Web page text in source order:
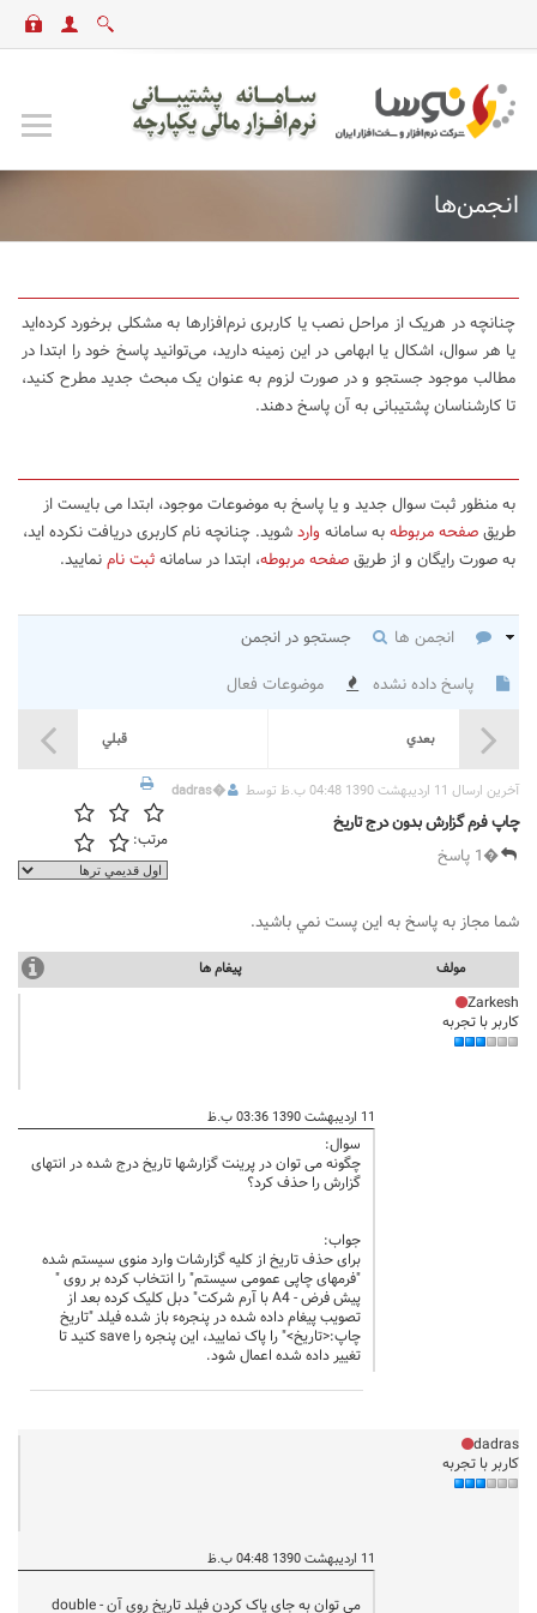
انجمن‌ها
چنانچه در هریک از مراحل نصب یا کاربری نرم‌افزارها به مشکلی برخورد کرده‌اید
یا هر سوال، اشکال یا ابهامی در این زمینه دارید، می‌توانید پاسخ خود را ابتدا در
مطالب موجود جستجو و در صورت لزوم به عنوان یک مبحث جدید مطرح کنید،
تا کارشناسان پشتیبانی به آن پاسخ دهند.
به منظور ثبت سوال جدید و یا پاسخ به موضوعات موجود، ابتدا می بایست از
طریقصفحه مربوطهبه سامانه واردشوید. چنانچه نام کاربری دریافت نکرده اید،
به صورت رایگان و از طریقصفحه مربوطه، ابتدا در سامانهثبت نامنمایید.
انجمن ها
جستجو در انجمن
پاسخ داده نشده
موضوعات فعال
قبلي بعدي
آخرين ارسال 11 اردیبهشت 1390 04:48 ب.ظ توسط �
dadras
چاپ فرم گزارش بدون درج تاریخ
�1 پاسخ
مرتب:
شما مجاز به پاسخ به اين پست نمي باشيد.
مولف پيغام ها
Zarkesh
کاربر با تجربه
11 اردیبهشت 1390 03:36 ب.ظ
سوال:
چگونه می توان در پرینت گزارشها تاریخ درج شده در انتهای
گزارش را حذف کرد؟
جواب:
برای حذف تاریخ از کلیه گزارشات وارد منوی سیستم شده
"فرمهای چاپی عمومی سیستم" را انتخاب کرده بر روی "
پیش فرض - A4 با آرم شرکت" دبل کلیک کرده بعد از
تصویب پیغام داده شده در پنجرهء باز شده فیلد "تاریخ
چاپ:<تاریخ>" را پاک نمایید، این پنجره را save کنید تا
تغییر داده شده اعمال شود.
dadras
کاربر با تجربه
11 اردیبهشت 1390 04:48 ب.ظ
می توان به جای پاک کردن فیلد تاریخ روی آن double -